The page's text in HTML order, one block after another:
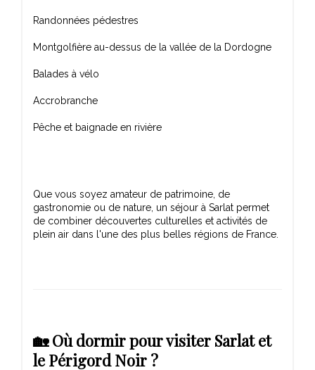
Randonnées pédestres
Montgolfière au-dessus de la vallée de la Dordogne
Balades à vélo
Accrobranche
Pêche et baignade en rivière
Que vous soyez amateur de patrimoine, de
gastronomie ou de nature, un séjour à Sarlat permet
de combiner découvertes culturelles et activités de
🏡 Où dormir pour visiter Sarlat et
le Périgord Noir ?